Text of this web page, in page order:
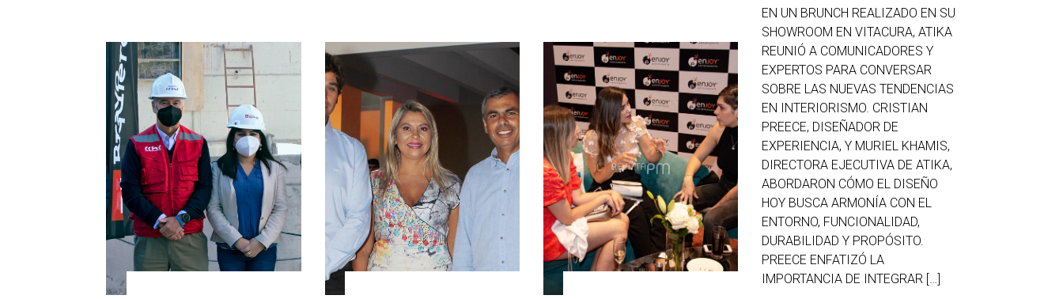
EN UN BRUNCH REALIZADO EN SU
SHOWROOM EN VITACURA, ATIKA
REUNIÓ A COMUNICADORES Y
EXPERTOS PARA CONVERSAR
SOBRE LAS NUEVAS TENDENCIAS
EN INTERIORISMO. CRISTIAN
PREECE, DISEÑADOR DE
EXPERIENCIA, Y MURIEL KHAMIS,
DIRECTORA EJECUTIVA DE ATIKA,
ABORDARON CÓMO EL DISEÑO
HOY BUSCA ARMONÍA CON EL
ENTORNO, FUNCIONALIDAD,
DURABILIDAD Y PROPÓSITO.
PREECE ENFATIZÓ LA
IMPORTANCIA DE INTEGRAR […]